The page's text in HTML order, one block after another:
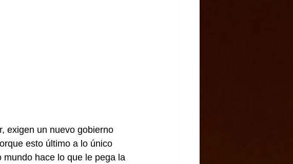
exigen un nuevo gobierno
esto último a lo único
hace lo que le pega la